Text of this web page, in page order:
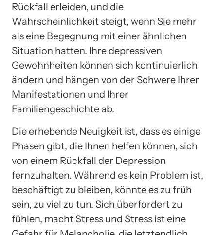
Rückfall erleiden, und die
Wahrscheinlichkeit steigt, wenn Sie mehr
als eine Begegnung mit einer ähnlichen
Situation hatten. Ihre depressiven
Gewohnheiten können sich kontinuierlich
ändern und hängen von der Schwere Ihrer
Manifestationen und Ihrer
Familiengeschichte ab.
Die erhebende Neuigkeit ist, dass es einige
Phasen gibt, die Ihnen helfen können, sich
von einem Rückfall der Depression
fernzuhalten. Während es kein Problem ist,
beschäftigt zu bleiben, könnte es zu früh
sein, zu viel zu tun. Sich überfordert zu
fühlen, macht Stress und Stress ist eine